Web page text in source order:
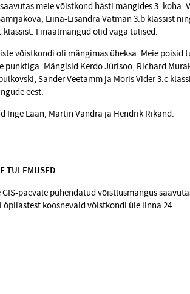
meie võistkond hästi mängides 3. koha.
Liina-Lisandra Vatman 3.b klassist
klassist. Finaalmängud olid väga tulised.
võistkondi oli mängimas üheksa. Meie poisid
punktiga. Mängisid Kerdo Jürisoo, Richard
Sander Veetamm ja Moris Vider 3.c
eest.
Inge Lään, Martin Vändra ja Hendrik Rikand.
TULEMUSED
päevale pühendatud võistlusmängus
õpilastest koosnevaid võistkondi üle linna 24.